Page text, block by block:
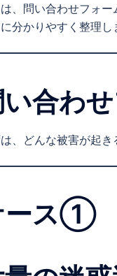
、問い合わせフォ
分かりやすく整理し
い合わ
、どんな被害が起き
ース①